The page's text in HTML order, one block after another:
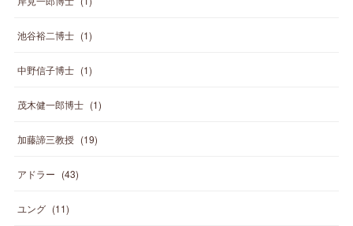
池谷裕二博士 (1)
中野信子博士 (1)
茂木健一郎博士 (1)
加藤諦三教授 (19)
アドラー (43)
ユング (11)